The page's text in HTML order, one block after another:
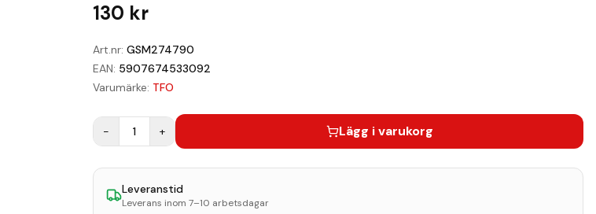
130 kr
Art.nr: GSM274790
EAN: 5907674533092
Varumärke: TFO
− 1 + Lägg i varukorg
Leveranstid
Leverans inom 7–10 arbetsdagar